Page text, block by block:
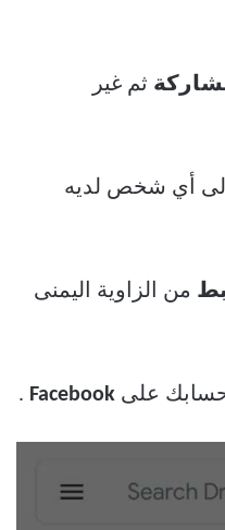
ثم غير
إلى أي شخص لديه
من الزاوية اليمنى
حسابك على Facebook
.